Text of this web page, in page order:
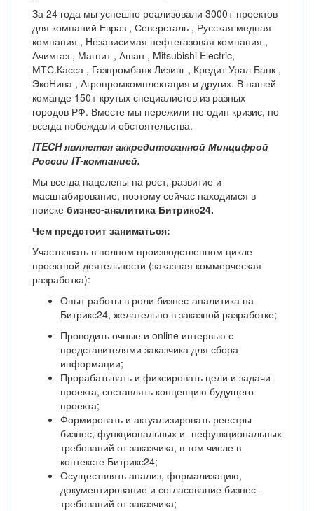
За 24 года мы успешно реализовали 3000+ проектов
для компаний Евраз , Северсталь , Русская медная
компания , Независимая нефтегазовая компания ,
Ачимгаз , Магнит , Ашан , Mitsubishi Electric,
МТС.Касса , Газпромбанк Лизинг , Кредит Урал Банк ,
ЭкоНива , Агропромкомплектация и других. В нашей
команде 150+ крутых специалистов из разных
городов РФ. Вместе мы пережили не один кризис, но
всегда побеждали обстоятельства.
ITECH является аккредитованной Минцифрой
России IT-компанией.
Мы всегда нацелены на рост, развитие и
масштабирование, поэтому сейчас находимся в
поиске бизнес-аналитика Битрикс24.
Чем предстоит заниматься:
Участвовать в полном производственном цикле
проектной деятельности (заказная коммерческая
разработка):
Опыт работы в роли бизнес-аналитика на
Битрикс24, желательно в заказной разработке;
Проводить очные и online интервью с
представителями заказчика для сбора
информации;
Прорабатывать и фиксировать цели и задачи
проекта, составлять концепцию будущего
проекта;
Формировать и актуализировать реестры
бизнес, функциональных и -нефункциональных
требований от заказчика, в том числе в
контексте Битрикс24;
Осуществлять анализ, формализацию,
документирование и согласование бизнес-
требований от заказчика;